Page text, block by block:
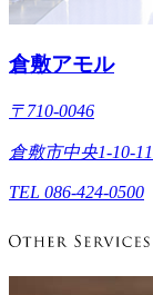
倉敷アモル
〒710-0046
倉敷市中央1-10-11
TEL 086-424-0500